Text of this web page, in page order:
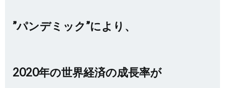
”パンデミック”により、
2020年の世界経済の成長率が